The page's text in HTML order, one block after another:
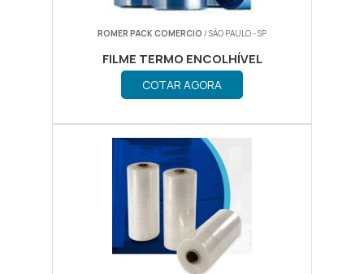
ROMER PACK COMERCIO / SÃO PAULO - SP
FILME TERMO ENCOLHÍVEL
COTAR AGORA